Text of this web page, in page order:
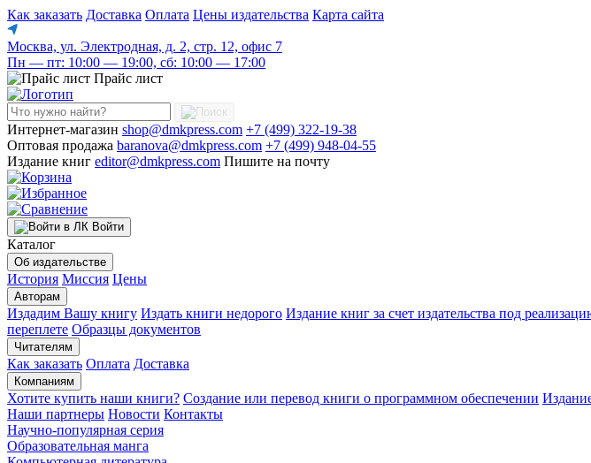
Как заказать Доставка Оплата Цены издательства Карта сайта
Москва, ул. Электродная, д. 2, стр. 12, офис 7
Пн — пт: 10:00 — 19:00, сб: 10:00 — 17:00
Прайс лист
Интернет-магазин shop@dmkpress.com +7 (499) 322-19-38
Оптовая продажа baranova@dmkpress.com +7 (499) 948-04-55
Издание книг editor@dmkpress.com Пишите на почту
Войти
Каталог
Об издательстве
История Миссия Цены
Авторам
Издадим Вашу книгу Издать книги недорого Издание книг за счет издательства под
переплете Образцы документов
Читателям
Как заказать Оплата Доставка
Компаниям
Хотите купить наши книги? Создание или перевод книги о программном обеспечении
Наши партнеры Новости Контакты
Научно-популярная серия
Образовательная манга